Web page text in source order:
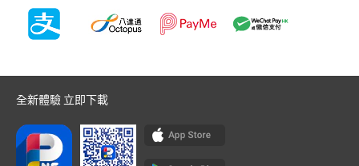
全新體驗 立即下載